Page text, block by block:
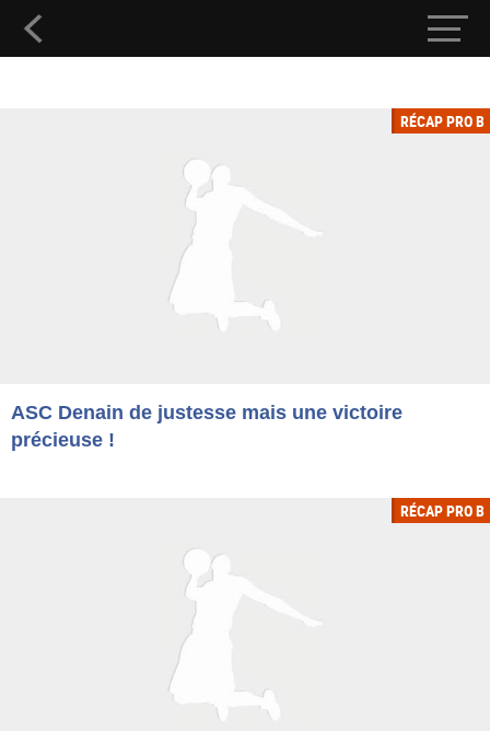
RÉCAP PRO B
ASC Denain de justesse mais une victoire
précieuse !
RÉCAP PRO B